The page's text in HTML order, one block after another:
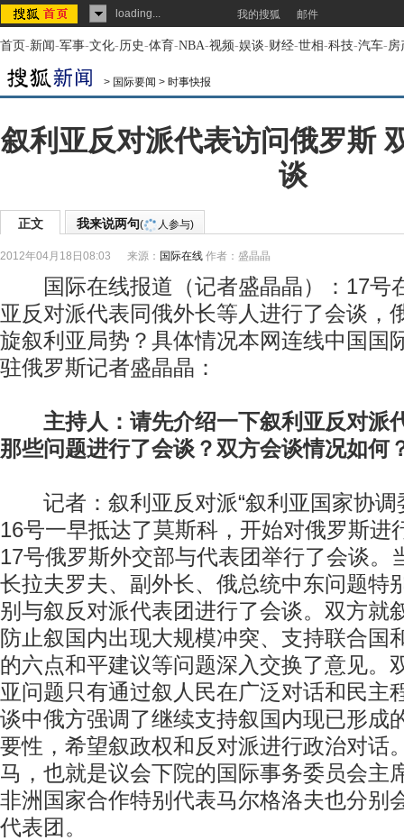
loading... 我的搜狐 邮件
首页-新闻-军事-文化-历史-体育-NBA-视频-娱谈-财经-世相-科技-汽车-房
> 国际要闻 > 时事快报
叙利亚反对派代表访问俄罗斯
谈
正文 我来说两句( 人参与)
2012年04月18日08:03 来源： 国际在线 作者：盛晶晶
国际在线报道（记者盛晶晶）：17号
亚反对派代表同俄外长等人进行了会谈，
旋叙利亚局势？具体情况本网连线中国国
驻俄罗斯记者盛晶晶：
主持人：请先介绍一下叙利亚反对派
那些问题进行了会谈？双方会谈情况如何
记者：叙利亚反对派“叙利亚国家协调
16号一早抵达了莫斯科，开始对俄罗斯进
17号俄罗斯外交部与代表团举行了会谈。
长拉夫罗夫、副外长、俄总统中东问题特
别与叙反对派代表团进行了会谈。双方就
防止叙国内出现大规模冲突、支持联合国
的六点和平建议等问题深入交换了意见。
亚问题只有通过叙人民在广泛对话和民主
谈中俄方强调了继续支持叙国内现已形成
要性，希望叙政权和反对派进行政治对话
马，也就是议会下院的国际事务委员会主
非洲国家合作特别代表马尔格洛夫也分别
代表团。